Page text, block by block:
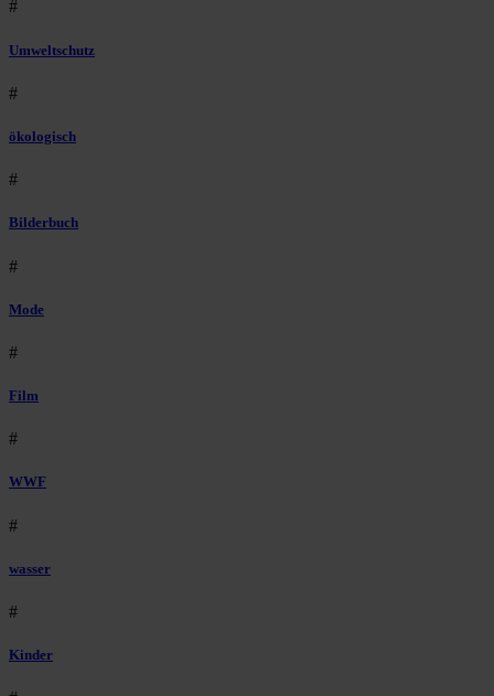
#
Umweltschutz
#
ökologisch
#
Bilderbuch
#
Mode
#
Film
#
WWF
#
wasser
#
Kinder